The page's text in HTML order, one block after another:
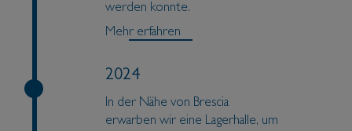
werden konnte.
Mehr erfahren
2024
In der Nähe von Brescia
erwarben wir eine Lagerhalle, um